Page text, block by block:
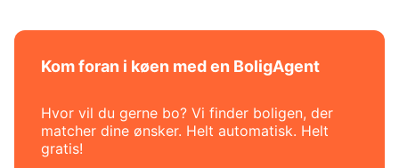
Kom foran i køen med en BoligAgent
Hvor vil du gerne bo? Vi finder boligen, der
matcher dine ønsker. Helt automatisk. Helt
gratis!